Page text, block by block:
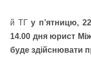
й ТГу п’ятницю,
14.00 дня юрист
буде здійснювати